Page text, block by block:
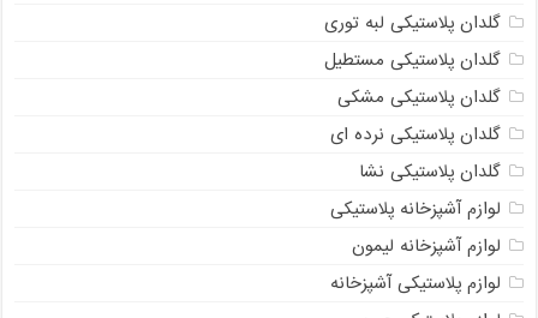
گلدان پلاستیکی لبه توری
گلدان پلاستیکی مستطیل
گلدان پلاستیکی مشکی
گلدان پلاستیکی نرده ای
گلدان پلاستیکی نشا
لوازم آشپزخانه پلاستیکی
لوازم آشپزخانه لیمون
لوازم پلاستیکی آشپزخانه